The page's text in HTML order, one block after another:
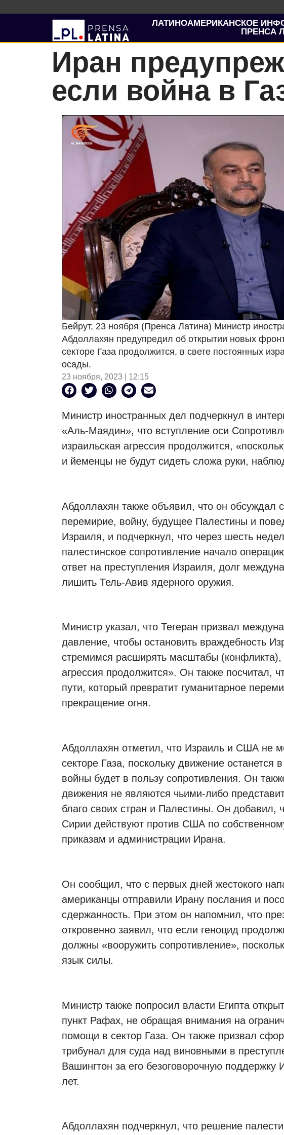
ЛАТИНОАМЕРИКАНСКОЕ
ПРЕНСА
Иран
если война в
Бейрут, 23 ноября (Пренса Латина) Министр
Абдоллахян предупредил об открытии новых
секторе Газа продолжится, в свете постоянных
осады.
23 ноября, 2023 | 12:15
Министр иностранных дел подчеркнул в
«Аль-Маядин», что вступление оси
израильская агрессия продолжится,
и йеменцы не будут сидеть сложа руки,
Абдоллахян также объявил, что он
перемирие, войну, будущее Палестины и
Израиля, и подчеркнул, что через шесть
палестинское сопротивление начало
ответ на преступления Израиля, долг
лишить Тель-Авив ядерного оружия.
Министр указал, что Тегеран призвал
давление, чтобы остановить враждебность
стремимся расширять масштабы
агрессия продолжится». Он также посчитал,
пути, который превратит гуманитарное
прекращение огня.
Абдоллахян отметил, что Израиль и США не
секторе Газа, поскольку движение останется
войны будет в пользу сопротивления. Он
движения не являются чьими-либо
благо своих стран и Палестины. Он добавил,
Сирии действуют против США по
приказам и администрации Ирана.
Он сообщил, что с первых дней жестокого
американцы отправили Ирану послания и
сдержанность. При этом он напомнил, что
откровенно заявил, что если геноцид
должны «вооружить сопротивление»,
язык силы.
Министр также попросил власти Египта
пункт Рафах, не обращая внимания на
помощи в сектор Газа. Он также призвал
трибунал для суда над виновными в
Вашингтон за его безоговорочную поддержку
лет.
Абдоллахян подчеркнул, что решение